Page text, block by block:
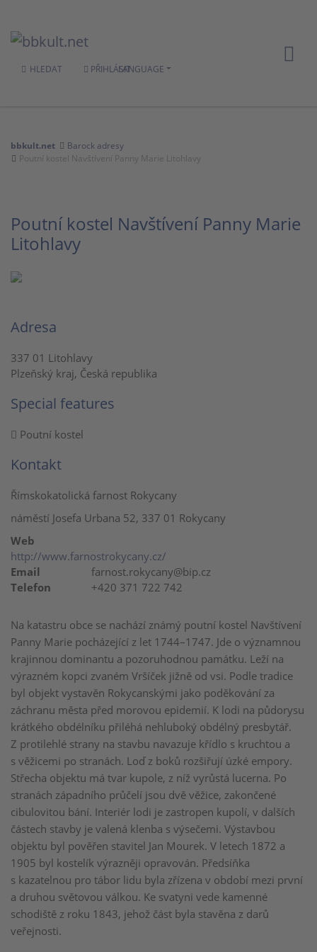
HLEDAT PŘIHLÁSITLANGUAGE
bbkult.net
Barock adresy
Poutní kostel Navštívení Panny Marie Litohlavy
Poutní kostel Navštívení Panny Marie
Litohlavy
Na katastru obce se nachází známý poutní kostel Navštívení
Panny Marie pocházející z let 1744–1747. Jde o významnou
krajinnou dominantu a pozoruhodnou památku. Leží na
výrazném kopci zvaném Vršíček jižně od vsi. Podle tradice
byl objekt vystavěn Rokycanskými jako poděkování za
záchranu města před morovou epidemií. K lodi na půdorysu
krátkého obdélníku přiléhá nehluboký obdélný presbytář.
Z protilehlé strany na stavbu navazuje křídlo s kruchtou a
s věžicemi po stranách. Loď z boků rozšiřují úzké empory.
Střecha objektu má tvar kupole, z níž vyrůstá lucerna. Po
stranách západního průčelí jsou dvě věžice, zakončené
cibulovitou bání. Interiér lodi je zastropen kupolí, v dalších
částech stavby je valená klenba s výsečemi. Výstavbou
objektu byl pověřen stavitel Jan Mourek. V letech 1872 a
1905 byl kostelík výrazněji opravován. Předsíňka
s kazatelnou pro tábor lidu byla zřízena v období mezi první
a druhou světovou válkou. Ke svatyni vede kamenné
schodiště z roku 1843, jehož část byla stavěna z darů
veřejnosti.
Adresa
337 01 Litohlavy
Plzeňský kraj, Česká republika
Special features
Poutní kostel
Kontakt
Římskokatolická farnost Rokycany
náměstí Josefa Urbana 52, 337 01 Rokycany
Web
http://www.farnostrokycany.cz/
Email
farnost.rokycany@bip.cz
Telefon
+420 371 722 742